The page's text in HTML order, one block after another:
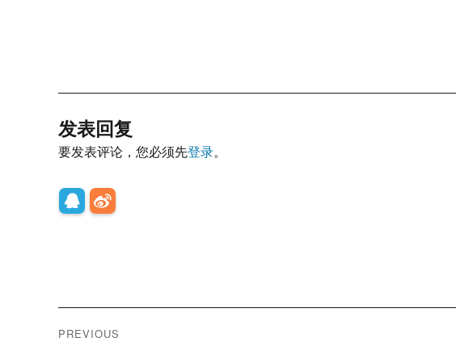
发表回复
要发表评论，您必须先登录。
文
PREVIOUS